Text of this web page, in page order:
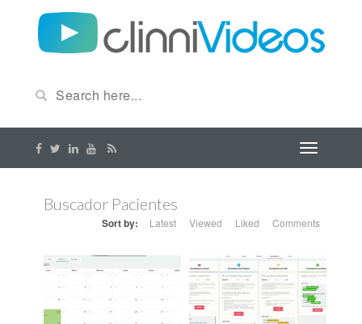
Buscador Pacientes
Sort by: Latest Viewed Liked Comments